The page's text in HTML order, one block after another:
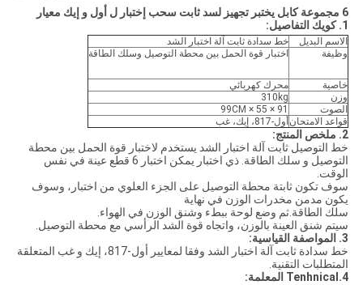
6 مجموعة كابل يختبر تجهيز لسد ثابت سحب إختبار ل أول و إيك معيار
1. كويك التفاصيل:
الاسم البديل
خط سدادة ثابت آلة اختبار الشد
وظيفة
اختبار قوة الحمل بين محطة التوصيل وسلك الطاقة
خاصية
محرك كهربائي
وزن
310kg
الصوت
91 × ​​55 × 99CM
قواعد الامتحان أول-817، إيك، غب
2. ملخص المنتج:
خط التوصيل ثابت آلة اختبار الشد يستخدم لاختبار قوة الحمل بين محطة
التوصيل و سلك الطاقة. ذي اختبار يمكن اختبار 6 قطع عينة في نفس
الوقت.
سوف تكون ثابتة محطة التوصيل على الجزء العلوي من اختبار، وسوف
يكون مدمن مخدرات الوزن في نهاية
سلك الطاقة.ثم وضع لوحة ببطء وشنق الوزن في الهواء.
سيتم شنق العينة بالوزن، واتجاه قوة الشد الرأسي مع محطة التوصيل.
3. المواصفة القياسية:
خط سدادة ثابت آلة اختبار الشد وفقا لمعايير أول-817، إيك و غب المتعلقة
المتطلبات التقنية.
4.Tenhnical المعلمة: